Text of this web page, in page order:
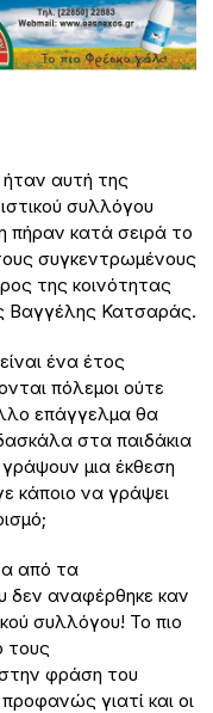
αυτή της
συλλόγου
πήραν κατά σειρά το
συγκεντρωμένους
της κοινότητας
Βαγγέλης Κατσαράς.
ένα έτος
πόλεμοι ούτε
επάγγελμα θα
στα παιδάκια
μια έκθεση
κάποιο να γράψει
από τα
δεν αναφέρθηκε καν
συλλόγου! Το πιο
τους
φράση του
γιατί και οι